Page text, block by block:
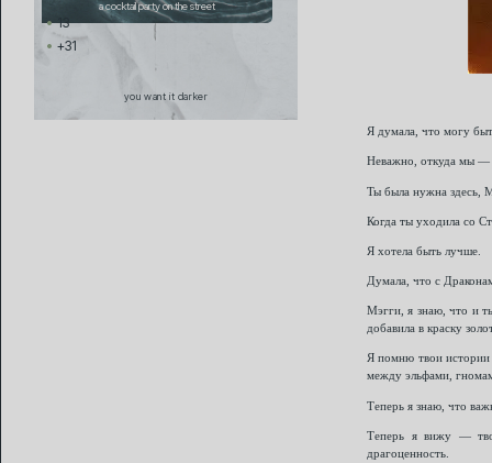
a cocktail party on the street
13
+31
you want it darker
Я думала, что могу
Неважно, откуда мы —
Ты была нужна здесь,
Когда ты уходила со
Я хотела быть лучше.
Думала, что с
Мэгги, я знаю, что и
добавила в краску
Я помню твои истории
между эльфами,
Теперь я знаю, что
Теперь я вижу —
драгоценность.